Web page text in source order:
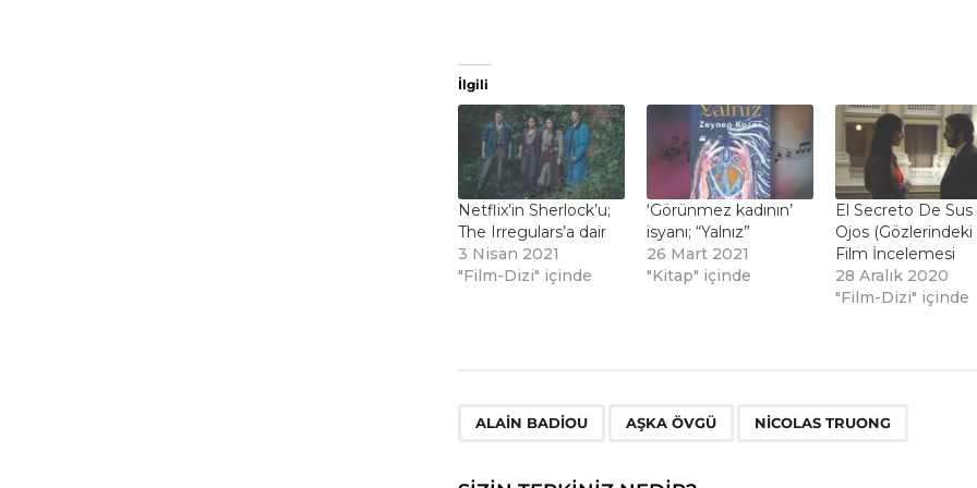
İlgili
Netflix’in Sherlock’u;
The Irregulars’a dair
3 Nisan 2021
"Film-Dizi" içinde
‘Görünmez kadının’
isyanı; “Yalnız”
26 Mart 2021
"Kitap" içinde
El Secreto De Sus
Ojos (Gözlerindeki
Film İncelemesi
28 Aralık 2020
"Film-Dizi" içinde
ALAIN BADIOU AŞKA ÖVGÜ NICOLAS TRUONG